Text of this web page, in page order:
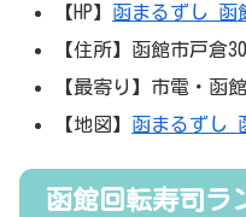
【HP】 函まるずし 函
【住所】函館市戸倉
【最寄り】市電・函
【地図】 函まるずし
函館回転寿司